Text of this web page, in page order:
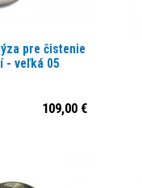
pre čistenie
- veľká 05
109,00 €